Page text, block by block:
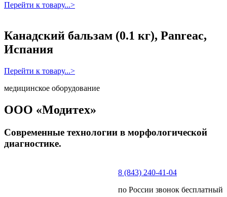
Перейти к товару...>
Канадский бальзам (0.1 кг), Panreac,
Испания
Перейти к товару...>
медицинское оборудование
ООО «Модитех»
Современные технологии в морфологической
диагностике.
8 (843) 240-41-04
по России звонок бесплатный